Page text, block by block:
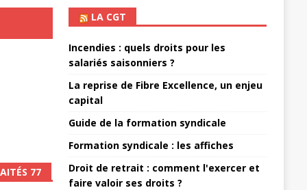
77
LA CGT
Incendies : quels droits pour les
salariés saisonniers ?
La reprise de Fibre Excellence, un enjeu
capital
Guide de la formation syndicale
Formation syndicale : les affiches
Droit de retrait : comment l'exercer et
faire valoir ses droits ?